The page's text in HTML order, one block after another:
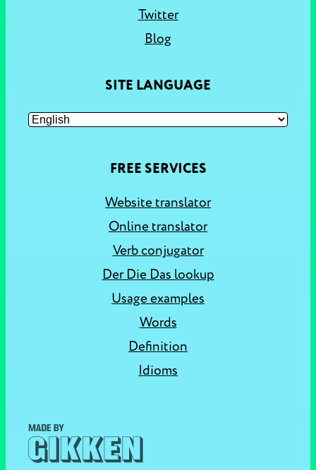
Twitter
Blog
SITE LANGUAGE
FREE SERVICES
Website translator
Online translator
Verb conjugator
Der Die Das lookup
Usage examples
Words
Definition
Idioms